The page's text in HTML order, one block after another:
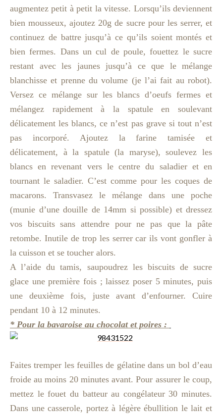
augmentez petit à petit la vitesse. Lorsqu’ils deviennent
bien mousseux, ajoutez 20g de sucre pour les serrer, et
continuez de battre jusqu’à ce qu’ils soient montés et
bien fermes. Dans un cul de poule, fouettez le sucre
restant avec les jaunes jusqu’à ce que le mélange
blanchisse et prenne du volume (je l’ai fait au robot).
Versez ce mélange sur les blancs d’oeufs fermes et
mélangez rapidement à la spatule en soulevant
délicatement les blancs, ce n’est pas grave si tout n’est
pas incorporé. Ajoutez la farine tamisée et
délicatement, à la spatule (la maryse), soulevez les
blancs en revenant vers le centre du saladier et en
tournant le saladier. C’est comme pour les coques de
macarons. Transvasez le mélange dans une poche
(munie d’une douille de 14mm si possible) et dressez
vos biscuits sans attendre pour ne pas que la pâte
retombe. Inutile de trop les serrer car ils vont gonfler à
la cuisson et se toucher alors.
A l’aide du tamis, saupoudrez les biscuits de sucre
glace une première fois ; laissez poser 5 minutes, puis
une deuxième fois, juste avant d’enfourner. Cuire
pendant 10 à 12 minutes.
* Pour la bavaroise au chocolat et poires :
Faites tremper les feuilles de gélatine dans un bol d’eau
froide au moins 20 minutes avant. Pour assurer le coup,
mettez le fouet du batteur au congélateur 30 minutes.
Dans une casserole, portez à légère ébullition le lait et